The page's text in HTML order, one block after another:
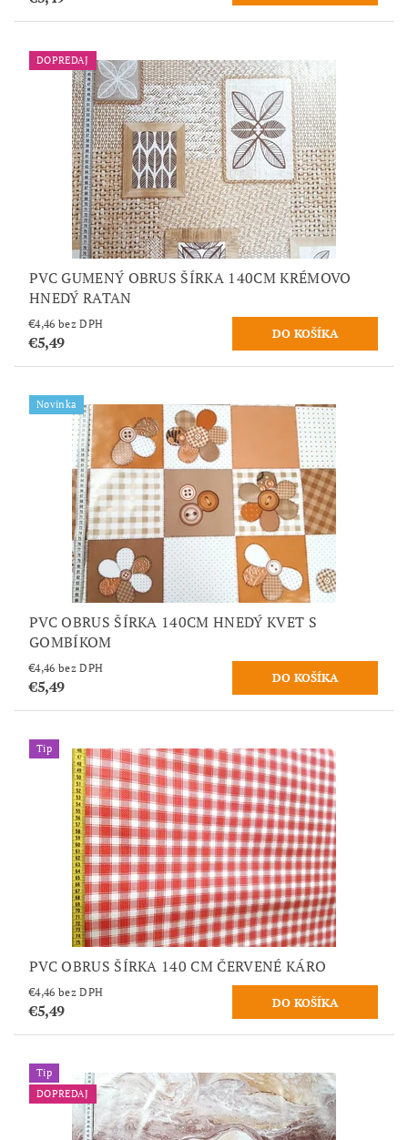
DOPREDAJ
PVC GUMENÝ OBRUS ŠÍRKA 140CM KRÉMOVO
HNEDÝ RATAN
€4,46 bez DPH
€5,49
Novinka
PVC OBRUS ŠÍRKA 140CM HNEDÝ KVET S
GOMBÍKOM
€4,46 bez DPH
€5,49
Tip
PVC OBRUS ŠÍRKA 140 CM ČERVENÉ KÁRO
€4,46 bez DPH
€5,49
Tip
DOPREDAJ